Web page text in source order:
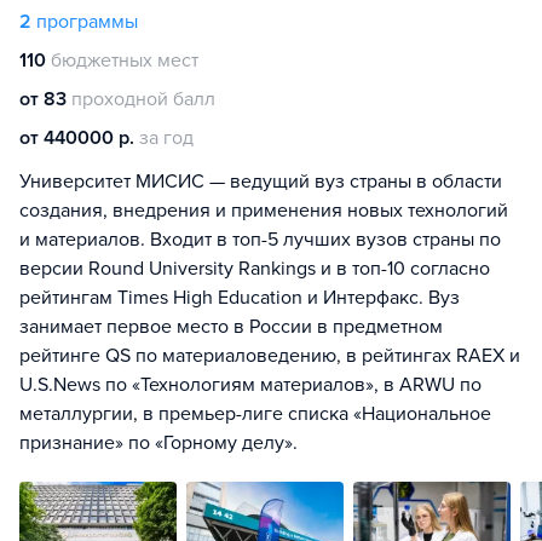
2 программы
110 бюджетных мест
от 83 проходной балл
от 440000 р. за год
Университет МИСИС — ведущий вуз страны в области
создания, внедрения и применения новых технологий
и материалов. Входит в топ-5 лучших вузов страны по
версии Round University Rankings и в топ-10 согласно
рейтингам Times High Education и Интерфакс. Вуз
занимает первое место в России в предметном
рейтинге QS по материаловедению, в рейтингах RAEX и
U.S.News по «Технологиям материалов», в ARWU по
металлургии, в премьер-лиге списка «Национальное
признание» по «Горному делу».